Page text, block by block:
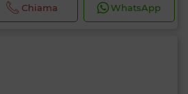
Chiama WhatsApp